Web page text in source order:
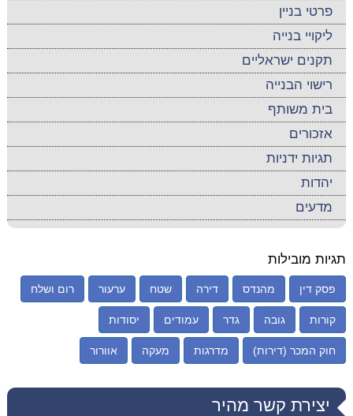
פרטי בניין
ליקויי בנייה
תקנים ישראליים
רישוי הבנייה
בית משותף
אזכורים
תגיות ידניות
יהדות
מדעים
תגיות מובילות
פסק דין מהנדס דירה שטח ערעור רום ושלח
קורות גובה גדר עמודים יסודות
חוק המכר (דירות) מדרגות מעקה אוורור
יצירת קשר מהיר